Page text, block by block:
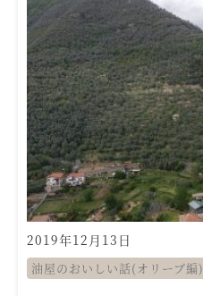
2019年12月13日
油屋のおいしい話(オリーブ編)